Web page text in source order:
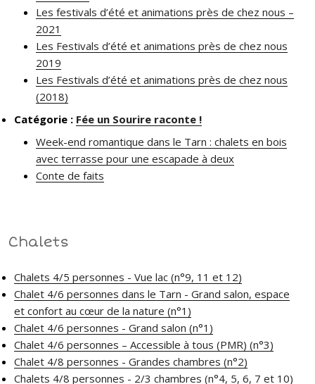
Les festivals d’été et animations près de chez nous –
2021
Les Festivals d’été et animations près de chez nous
2019
Les Festivals d’été et animations près de chez nous
(2018)
Catégorie : Fée un Sourire raconte !
Week-end romantique dans le Tarn : chalets en bois
avec terrasse pour une escapade à deux
Conte de faits
Chalets
Chalets 4/5 personnes - Vue lac (n°9, 11 et 12)
Chalet 4/6 personnes dans le Tarn - Grand salon, espace
et confort au cœur de la nature (n°1)
Chalet 4/6 personnes - Grand salon (n°1)
Chalet 4/6 personnes – Accessible à tous (PMR) (n°3)
Chalet 4/8 personnes - Grandes chambres (n°2)
Chalets 4/8 personnes - 2/3 chambres (n°4, 5, 6, 7 et 10)